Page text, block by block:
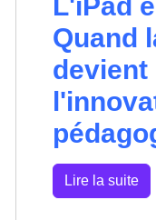
Quand
devient
Lire la suite